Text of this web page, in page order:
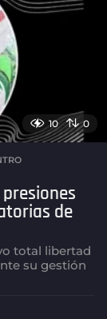
10 0
de
total libertad
su gestión